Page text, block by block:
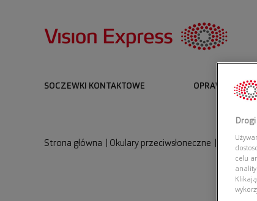
SOCZEWKI KONTAKTOWE OPRAWKI I
Strona główna Okulary przeciwsłoneczne RAY
celu